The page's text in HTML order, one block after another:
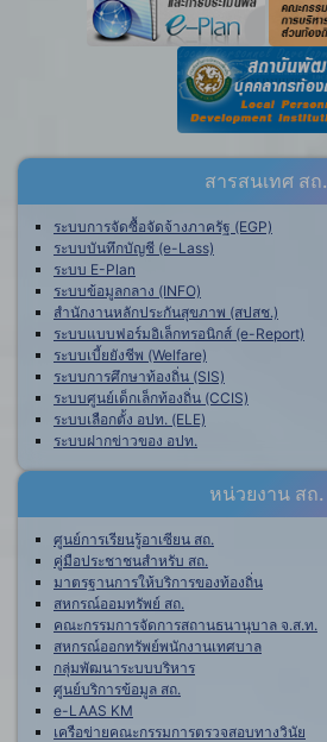
สารสนเทศ สถ.
ระบบการจัดซื้อจัดจ้างภาครัฐ (EGP)
ระบบบันทึกบัญชี (e-Lass)
ระบบ E-Plan
ระบบข้อมูลกลาง (INFO)
สำนักงานหลักประกันสุขภาพ (สปสช.)
ระบบแบบฟอร์มอิเล็กทรอนิกส์ (e-Report)
ระบบเบี้ยยังชีพ (Welfare)
ระบบการศึกษาท้องถิ่น (SIS)
ระบบศูนย์เด็กเล็กท้องถิ่น (CCIS)
ระบบเลือกตั้ง อปท. (ELE)
ระบบฝากข่าวของ อปท.
หน่วยงาน สถ.
ศูนย์การเรียนรู้อาเซียน สถ.
คู่มือประชาชนสำหรับ สถ.
มาตรฐานการให้บริการของท้องถิ่น
สหกรณ์ออมทรัพย์ สถ.
คณะกรรมการจัดการสถานธนานุบาล จ.ส.ท.
สหกรณ์ออกทรัพย์พนักงานเทศบาล
กลุ่มพัฒนาระบบบริหาร
ศูนย์บริการข้อมูล สถ.
e-LAAS KM
เครือข่ายคณะกรรมการตรวจสอบทางวินัย